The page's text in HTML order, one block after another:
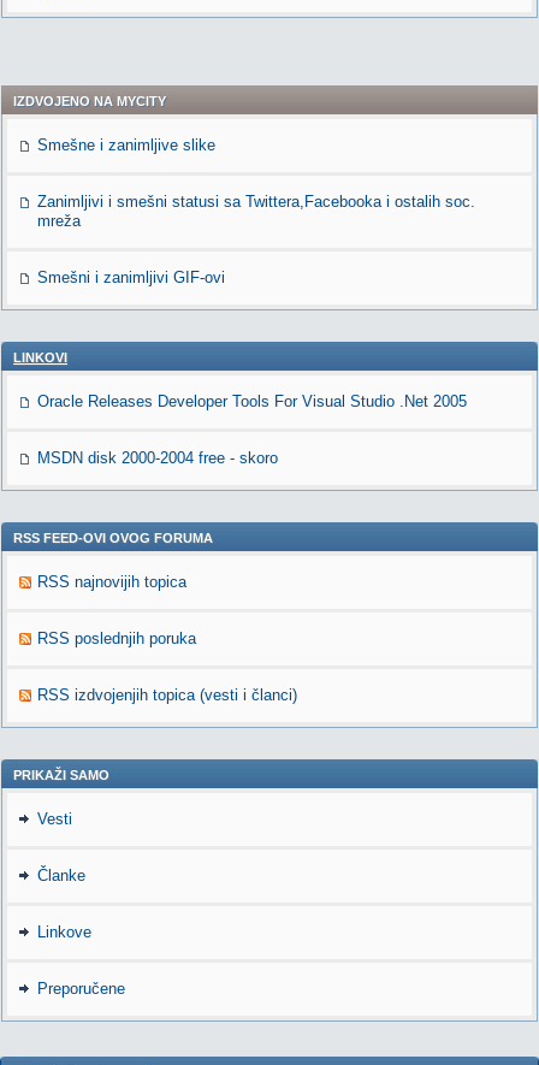
IZDVOJENO NA MYCITY
Smešne i zanimljive slike
Zanimljivi i smešni statusi sa Twittera,Facebooka i ostalih soc.
mreža
Smešni i zanimljivi GIF-ovi
LINKOVI
Oracle Releases Developer Tools For Visual Studio .Net 2005
MSDN disk 2000-2004 free - skoro
RSS FEED-OVI OVOG FORUMA
RSS najnovijih topica
RSS poslednjih poruka
RSS izdvojenjih topica (vesti i članci)
PRIKAŽI SAMO
Vesti
Članke
Linkove
Preporučene